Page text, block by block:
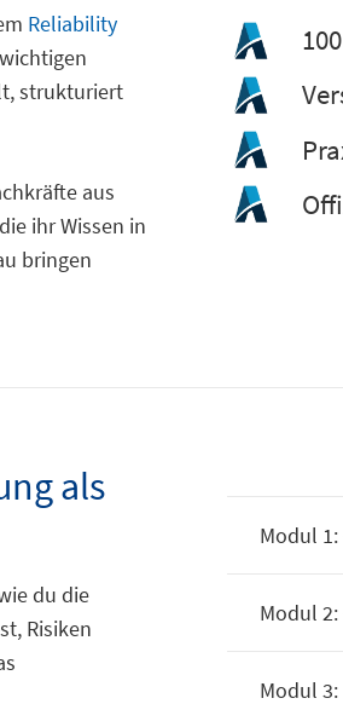
Reliability
strukturiert
aus
ihr Wissen in
bringen
als
du die
Risiken
Modul
Modul
Modul